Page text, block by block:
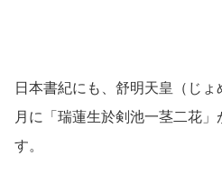
日本書紀にも、舒明天皇（じ
月に「瑞蓮生於剣池一茎二花
す。